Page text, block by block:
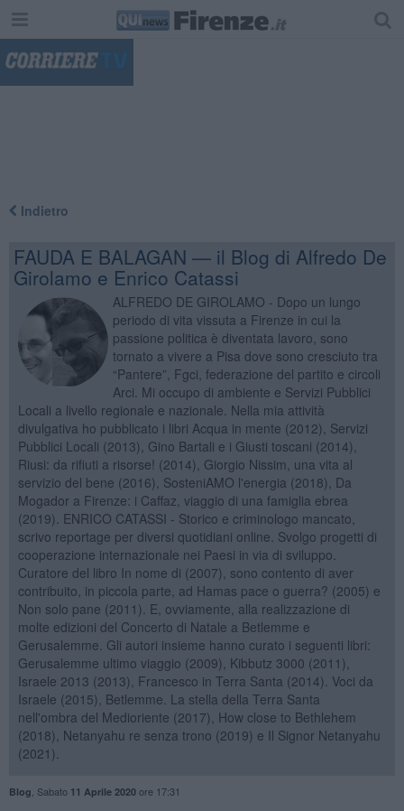
Indietro
FAUDA E BALAGAN — il Blog di Alfredo De
Girolamo e Enrico Catassi
ALFREDO DE GIROLAMO - Dopo un lungo
periodo di vita vissuta a Firenze in cui la
passione politica è diventata lavoro, sono
tornato a vivere a Pisa dove sono cresciuto tra
“Pantere”, Fgci, federazione del partito e circoli
Arci. Mi occupo di ambiente e Servizi Pubblici
Locali a livello regionale e nazionale. Nella mia attività
divulgativa ho pubblicato i libri Acqua in mente (2012), Servizi
Pubblici Locali (2013), Gino Bartali e i Giusti toscani (2014),
Riusi: da rifiuti a risorse! (2014), Giorgio Nissim, una vita al
servizio del bene (2016), SosteniAMO l'energia (2018), Da
Mogador a Firenze: i Caffaz, viaggio di una famiglia ebrea
(2019). ENRICO CATASSI - Storico e criminologo mancato,
scrivo reportage per diversi quotidiani online. Svolgo progetti di
cooperazione internazionale nei Paesi in via di sviluppo.
Curatore del libro In nome di (2007), sono contento di aver
contribuito, in piccola parte, ad Hamas pace o guerra? (2005) e
Non solo pane (2011). E, ovviamente, alla realizzazione di
molte edizioni del Concerto di Natale a Betlemme e
Gerusalemme. Gli autori insieme hanno curato i seguenti libri:
Gerusalemme ultimo viaggio (2009), Kibbutz 3000 (2011),
Israele 2013 (2013), Francesco in Terra Santa (2014). Voci da
Israele (2015), Betlemme. La stella della Terra Santa
nell'ombra del Medioriente (2017), How close to Bethlehem
(2018), Netanyahu re senza trono (2019) e Il Signor Netanyahu
(2021).
Blog Sabato 11 Aprile 2020ore 17:31